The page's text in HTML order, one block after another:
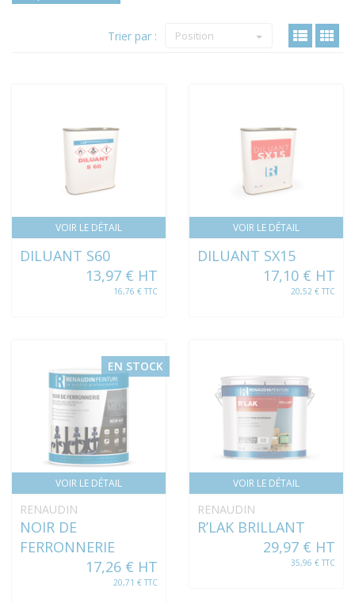
Trier par : Position
VOIR LE DÉTAIL
DILUANT S60
13,97 € HT
16,76 € TTC
VOIR LE DÉTAIL
DILUANT SX15
17,10 € HT
20,52 € TTC
VOIR LE DÉTAIL
EN STOCK
RENAUDIN
NOIR DE
FERRONNERIE
17,26 € HT
20,71 € TTC
VOIR LE DÉTAIL
RENAUDIN
R’LAK BRILLANT
29,97 € HT
35,96 € TTC